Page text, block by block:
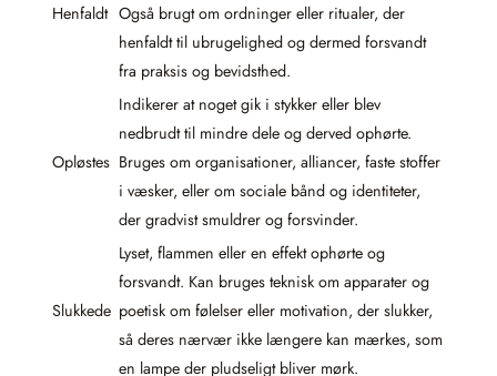
Henfaldt Også brugt om ordninger eller ritualer, der
henfaldt til ubrugelighed og dermed forsvandt
fra praksis og bevidsthed.
Opløstes
Indikerer at noget gik i stykker eller blev
nedbrudt til mindre dele og derved ophørte.
Bruges om organisationer, alliancer, faste stoffer
i væsker, eller om sociale bånd og identiteter,
der gradvist smuldrer og forsvinder.
Slukkede
Lyset, flammen eller en effekt ophørte og
forsvandt. Kan bruges teknisk om apparater og
poetisk om følelser eller motivation, der slukker,
så deres nærvær ikke længere kan mærkes, som
en lampe der pludseligt bliver mørk.